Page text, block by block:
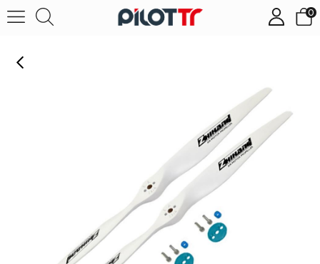
0
15X5.0 Ahşap Drone Pervanesi (2 Adet)